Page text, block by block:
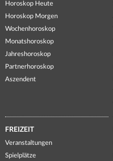
Horoskop Heute
Horoskop Morgen
Wochenhoroskop
Monatshoroskop
Jahreshoroskop
Partnerhoroskop
Aszendent
FREIZEIT
Veranstaltungen
Spielplätze